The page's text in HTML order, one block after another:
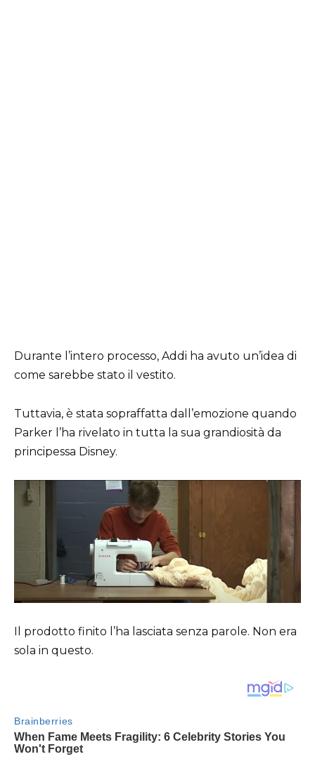
Durante l’intero processo, Addi ha avuto un’idea di
come sarebbe stato il vestito.
Tuttavia, è stata sopraffatta dall’emozione quando
Parker l’ha rivelato in tutta la sua grandiosità da
principessa Disney.
Il prodotto finito l’ha lasciata senza parole. Non era
sola in questo.